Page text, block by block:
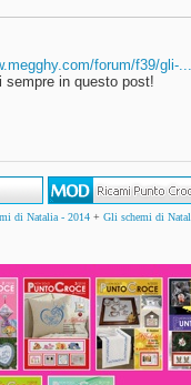
forum/f39/gli-
sempre in questo post!
di Natalia - 2014 + Gli schemi di